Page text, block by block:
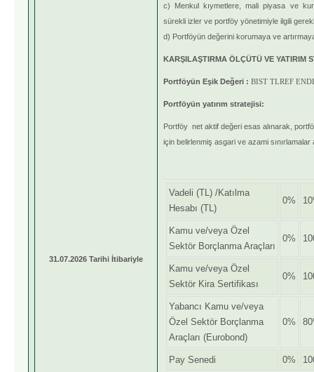
31.07.2026 Tarihi İtibariyle
c) Menkul kıymetlere, mali piyasa ve
sürekli izler ve portföy yönetimiyle ilgili
d) Portföyün değerini korumaya ve
KARŞILAŞTIRMA ÖLÇÜTÜ VE YATIRIM
Portföyün Eşik Değeri : BIST TLREF
Portföyün yatırım stratejisi:
Portföy net aktif değeri esas alınarak,
için belirlenmiş asgari ve azami
Vadeli (TL) /Katılma
Hesabı (TL)
0%
Kamu ve/veya Özel
Sektör Borçlanma Araçları
0%
Kamu ve/veya Özel
Sektör Kira Sertifikası
0%
Yabancı Kamu ve/veya
Özel Sektör Borçlanma
Araçları (Eurobond)
0%
Pay Senedi 0%